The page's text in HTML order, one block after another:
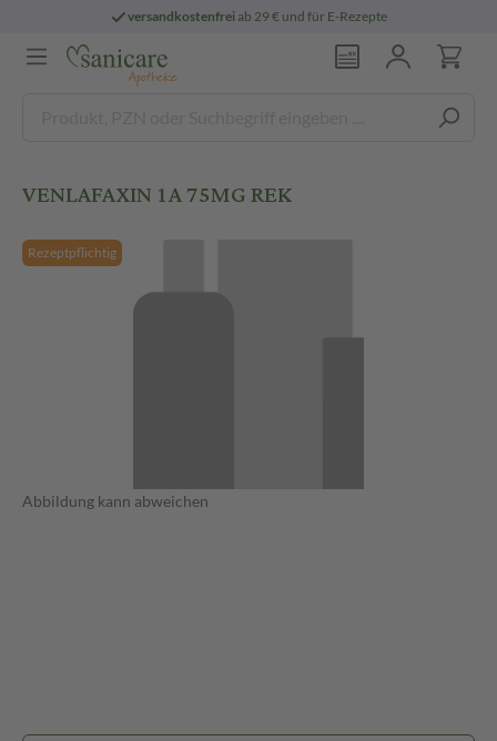
versandkostenfreiab 29 € und für E-Rezepte
VENLAFAXIN 1A 75MG REK
Rezeptpflichtig
Abbildung kann abweichen